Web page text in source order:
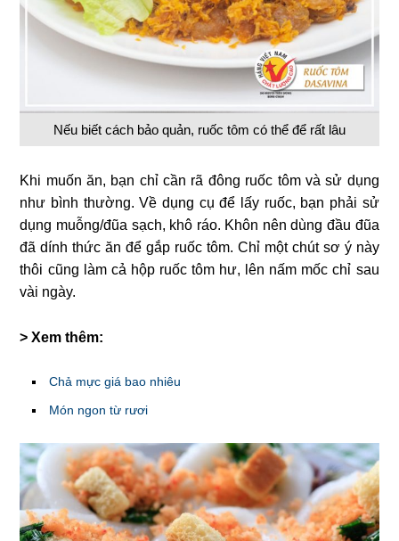
Nếu biết cách bảo quản, ruốc tôm có thể để rất lâu
Khi muốn ăn, bạn chỉ cần rã đông ruốc tôm và sử dụng
như bình thường. Về dụng cụ để lấy ruốc, bạn phải sử
dụng muỗng/đũa sạch, khô ráo. Khôn nên dùng đầu đũa
đã dính thức ăn để gắp ruốc tôm. Chỉ một chút sơ ý này
thôi cũng làm cả hộp ruốc tôm hư, lên nấm mốc chỉ sau
vài ngày.
> Xem thêm:
Chả mực giá bao nhiêu
Món ngon từ rươi